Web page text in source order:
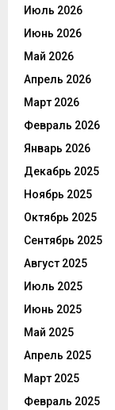
Июль 2026
Июнь 2026
Май 2026
Апрель 2026
Март 2026
Февраль 2026
Январь 2026
Декабрь 2025
Ноябрь 2025
Октябрь 2025
Сентябрь 2025
Август 2025
Июль 2025
Июнь 2025
Май 2025
Апрель 2025
Март 2025
Февраль 2025